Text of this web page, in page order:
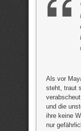
Als vor
steht, traut
und die
ihre keine
nur